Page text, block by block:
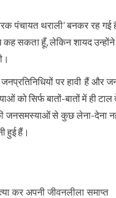
पंचायत थराली’ बनकर रह
कह सकता हूँ, लेकिन शायद
पर हावी हैं और
को सिर्फ बातों-बातों में ही
जनसमस्याओं से कुछ लेना-देना
हुई हैं।
कर अपनी जीवनलीला समाप्त